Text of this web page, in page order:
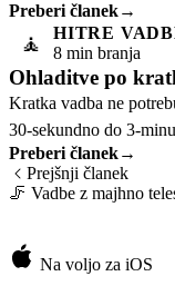
vadbi, ki pojasnjuje.
Preberi članek→
🧘
HITRE
8 min branja
Ohladitve po
Kratka vadba ne
30-sekundno do 3-
minutnih sejah.
Preberi članek→
Prejšnji članek
🦵 Vadbe z majhno
Na voljo za iOS